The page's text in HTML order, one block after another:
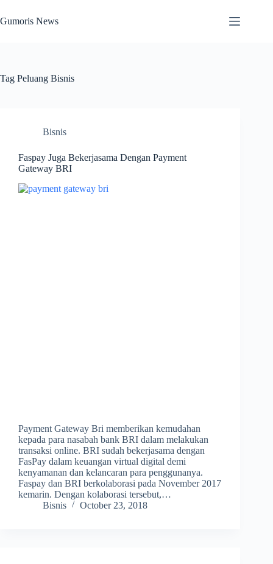
to
content
Gumoris News
Tag Peluang Bisnis
Bisnis
Faspay Juga Bekerjasama Dengan Payment
Gateway BRI
Payment​ ​Gateway​ ​Bri memberikan kemudahan
kepada para nasabah bank BRI dalam melakukan
transaksi online. BRI sudah bekerjasama dengan
FasPay dalam keuangan virtual digital demi
kenyamanan dan kelancaran para penggunanya.
Faspay dan BRI berkolaborasi pada November 2017
kemarin. Dengan kolaborasi tersebut,…
Bisnis
October 23, 2018